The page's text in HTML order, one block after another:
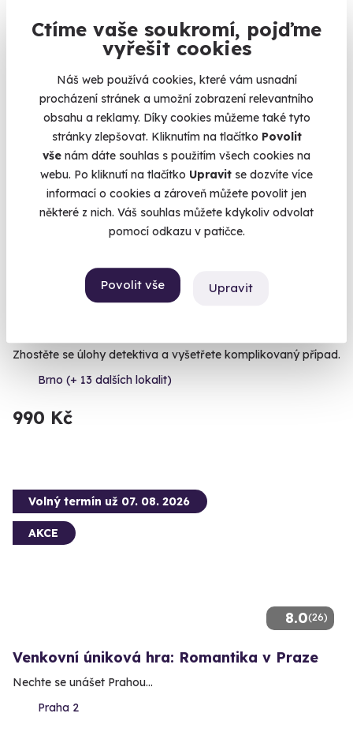
Ctíme vaše soukromí, pojďme
vyřešit cookies
Náš web používá cookies, které vám usnadní
procházení stránek a umožní zobrazení relevantního
obsahu a reklamy. Díky cookies můžeme také tyto
stránky zlepšovat. Kliknutím na tlačítko Povolit
vše nám dáte souhlas s použitím všech cookies na
webu. Po kliknutí na tlačítko Upravit se dozvíte více
informací o cookies a zároveň můžete povolit jen
některé z nich. Váš souhlas můžete kdykoliv odvolat
pomocí odkazu v patičce.
Povolit vše Upravit
(+ 1 další lokalita)
990 Kč
Volný termín už 07. 08. 2026
Zhostěte se úlohy detektiva a vyšetřete komplikovaný případ.
Brno (+ 13 dalších lokalit)
990 Kč
8.0(26)
Volný termín už 07. 08. 2026
AKCE
Venkovní úniková hra: Romantika v Praze
Nechte se unášet Prahou...
Praha 2